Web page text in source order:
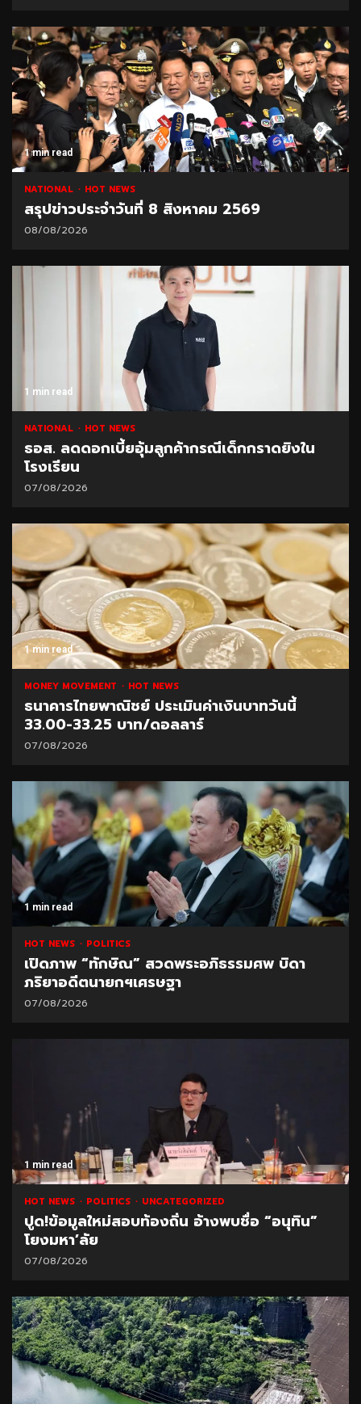
1 min read
NATIONAL HOT NEWS
สรุปข่าวประจำวันที่ 8 สิงหาคม 2569
08/08/2026
1 min read
NATIONAL HOT NEWS
ธอส. ลดดอกเบี้ยอุ้มลูกค้ากรณีเด็กกราดยิงใน
โรงเรียน
07/08/2026
1 min read
MONEY MOVEMENT HOT NEWS
ธนาคารไทยพาณิชย์ ประเมินค่าเงินบาทวันนี้
33.00-33.25 บาท/ดอลลาร์
07/08/2026
1 min read
HOT NEWS POLITICS
เปิดภาพ “ทักษิณ” สวดพระอภิธรรมศพ บิดา
ภริยาอดีตนายกฯเศรษฐา
07/08/2026
1 min read
HOT NEWS POLITICS UNCATEGORIZED
ปูด!ข้อมูลใหม่สอบท้องถิ่น อ้างพบชื่อ “อนุทิน”
โยงมหา’ลัย
07/08/2026